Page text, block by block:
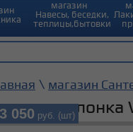
магазин⠀
Навесы, беседки,
теплицы,бытовки
\ магазин
колонка
050 руб. (шт)